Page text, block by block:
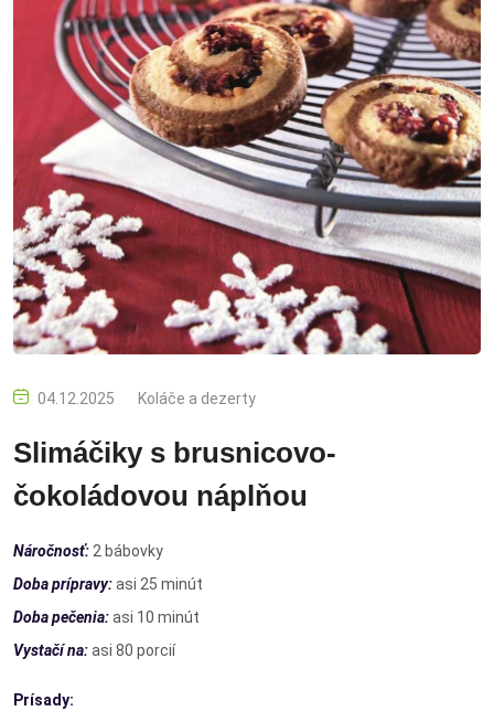
04.12.2025 Koláče a dezerty
Slimáčiky s brusnicovo-
čokoládovou náplňou
Náročnosť:2 bábovky
Doba prípravy:asi 25 minút
Doba pečenia:asi 10 minút
Vystačí na:asi 80 porcií
Prísady: